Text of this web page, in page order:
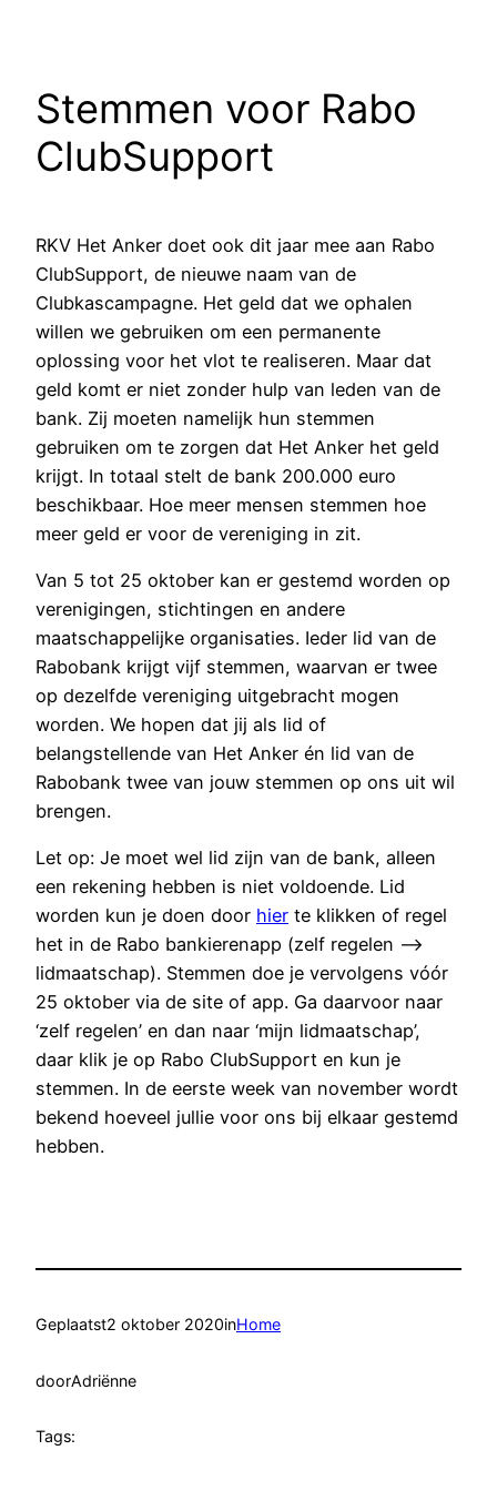
Stemmen voor Rabo
ClubSupport
RKV Het Anker doet ook dit jaar mee aan Rabo
ClubSupport, de nieuwe naam van de
Clubkascampagne. Het geld dat we ophalen
willen we gebruiken om een permanente
oplossing voor het vlot te realiseren. Maar dat
geld komt er niet zonder hulp van leden van de
bank. Zij moeten namelijk hun stemmen
gebruiken om te zorgen dat Het Anker het geld
krijgt. In totaal stelt de bank 200.000 euro
beschikbaar. Hoe meer mensen stemmen hoe
meer geld er voor de vereniging in zit.
Van 5 tot 25 oktober kan er gestemd worden op
verenigingen, stichtingen en andere
maatschappelijke organisaties. Ieder lid van de
Rabobank krijgt vijf stemmen, waarvan er twee
op dezelfde vereniging uitgebracht mogen
worden. We hopen dat jij als lid of
belangstellende van Het Anker én lid van de
Rabobank twee van jouw stemmen op ons uit wil
brengen.
Let op: Je moet wel lid zijn van de bank, alleen
een rekening hebben is niet voldoende. Lid
worden kun je doen door hier te klikken of regel
het in de Rabo bankierenapp (zelf regelen –>
lidmaatschap). Stemmen doe je vervolgens vóór
25 oktober via de site of app. Ga daarvoor naar
‘zelf regelen’ en dan naar ‘mijn lidmaatschap’,
daar klik je op Rabo ClubSupport en kun je
stemmen. In de eerste week van november wordt
bekend hoeveel jullie voor ons bij elkaar gestemd
hebben.
Geplaatst2 oktober 2020inHome
doorAdriënne
Tags: